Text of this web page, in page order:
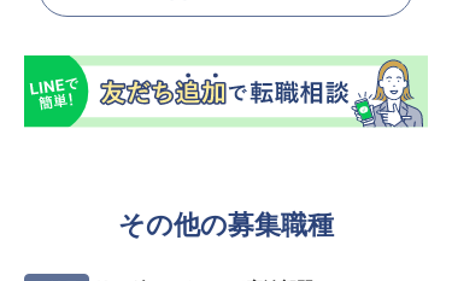
その他の募集職種